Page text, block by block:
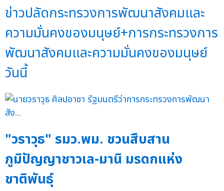
ข่าวปลัดกระทรวงการพัฒนาสังคมและ
ความมั่นคงของมนุษย์+การกระทรวงการ
พัฒนาสังคมและความมั่นคงของมนุษย์
วันนี้
"วราวุธ" รมว.พม. ชวนสืบสาน
ภูมิปัญญาชาวเล-มานิ มรดกแห่ง
ชาติพันธุ์